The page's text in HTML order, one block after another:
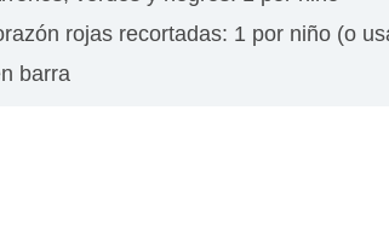
rojas recortadas: 1 por niño (o
barra